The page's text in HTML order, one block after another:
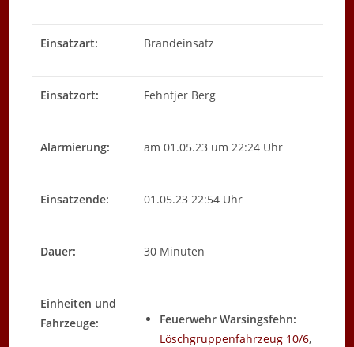
Einsatzart: Brandeinsatz
Einsatzort: Fehntjer Berg
Alarmierung: am 01.05.23 um 22:24 Uhr
Einsatzende: 01.05.23 22:54 Uhr
Dauer: 30 Minuten
Einheiten und
Fahrzeuge:
Feuerwehr Warsingsfehn:
Löschgruppenfahrzeug 10/6,